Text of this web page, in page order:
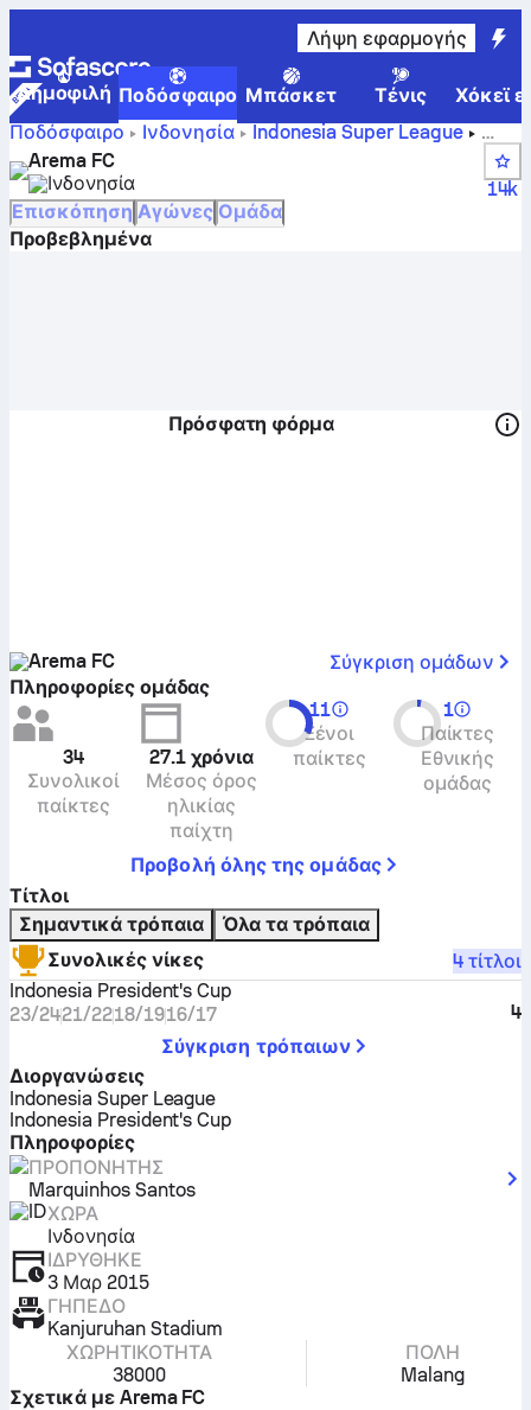
Λήψη εφαρμογής
Δημοφιλή Ποδόσφαιρο Μπάσκετ Τένις
Χόκεϊ
Ποδόσφαιρο
Ινδονησία
Indonesia Super League
Σκορ, αγώνες, θέσεις και στατιστικά παικτών της
Αρέμα
Arema FC
Ινδονησία
14k
Επισκόπηση Αγώνες Ομάδα
Προβεβλημένα
Πρόσφατη φόρμα
Arema FC
Σύγκριση ομάδων
Πληροφορίες ομάδας
34
Συνολικοί
παίκτες
27.1 χρόνια
Μέσος όρος
ηλικίας
παίχτη
11
Ξένοι
παίκτες
1
Παίκτες
Εθνικής
ομάδας
Προβολή όλης της ομάδας
Τίτλοι
Σημαντικά τρόπαια
Όλα τα τρόπαια
Συνολικές νίκες
4 τίτλοι
Indonesia President's Cup
23/2421/2218/1916/17
4
Σύγκριση τρόπαιων
Διοργανώσεις
Indonesia Super League
Indonesia President's Cup
Πληροφορίες
ΠΡΟΠΟΝΗΤΉΣ
Marquinhos Santos
ΧΏΡΑ
Ινδονησία
ΙΔΡΎΘΗΚΕ
3 Μαρ 2015
ΓΉΠΕΔΟ
Kanjuruhan Stadium
ΧΩΡΗΤΙΚΌΤΗΤΑ
38000
ΠΌΛΗ
Malang
Σχετικά με Arema FC